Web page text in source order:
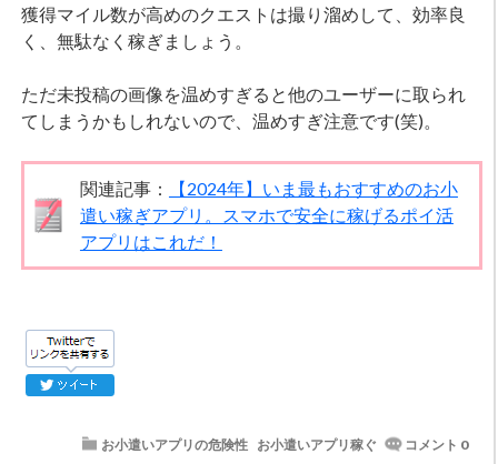
獲得マイル数が高めのクエストは撮り溜めして、効率良
く、無駄なく稼ぎましょう。
ただ未投稿の画像を温めすぎると他のユーザーに取られ
てしまうかもしれないので、温めすぎ注意です(笑)。
関連記事：
【2024年】いま最もおすすめのお小
遣い稼ぎアプリ。スマホで安全に稼げるポイ活
アプリはこれだ！
お小遣いアプリの危険性 お小遣いアプリ稼ぐ コメント 0